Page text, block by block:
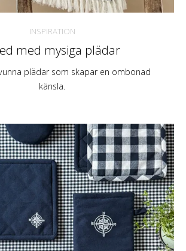
INSPIRATION
med mysiga plädar
plädar som skapar en ombonad
känsla.